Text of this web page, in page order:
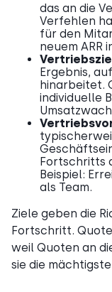
das an die
Verfehlen
für den
neuem ARR
Ergebnis,
hinarbeitet.
individuelle
Fortschritts
Beispiel:
als Team.
Ziele geben die
Fortschritt.
weil Quoten an
sie die